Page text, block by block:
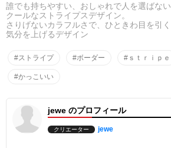
誰でも持ちやすい、おしゃれで人を選ばない
クールなストライプスデザイン。
さりげないカラフルさで、ひときわ目を引く
気分を上げるデザイン
#ストライプ #ボーダー #ｓｔｒｉｐｅ
#かっこいい
jewe のプロフィール
クリエーター jewe